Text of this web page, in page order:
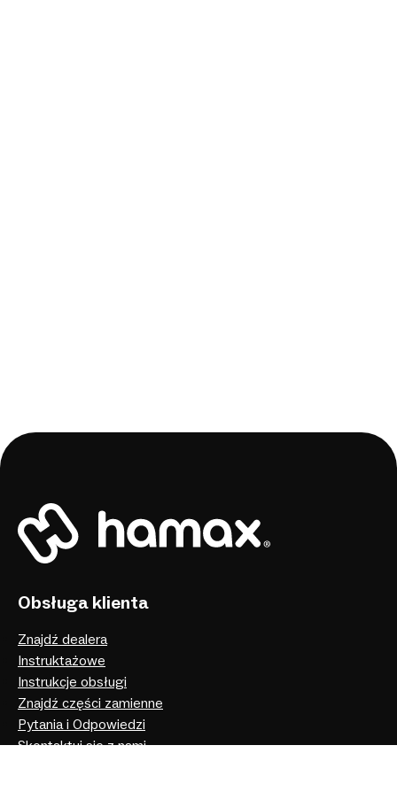
Obsługa klienta
Znajdź dealera
Instruktażowe
Instrukcje obsługi
Znajdź części zamienne
Pytania i Odpowiedzi
Skontaktuj się z nami